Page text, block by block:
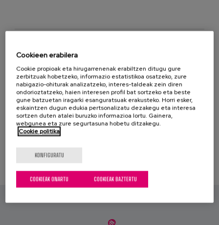
Egizu lan gurekin
Salaketa-kanala
JAITSI ARGITALPEN OSOA
Cookieen erabilera
Cookie propioak eta hirugarrenenak erabiltzen ditugu gure
zerbitzuak hobetzeko, informazio estatistikoa osatzeko, zure
nabigazio-ohiturak analizatzeko, interes-taldeak zein diren
ondorioztatzeko, haien interesen profil bat sortzeko eta beste
gune batzuetan iragarki esanguratsuak erakusteko. Horri esker,
eskaintzen dugun edukia pertsonalizatu dezakegu eta interesa
sortzen duten atalei buruzko informazioa lortu. Gainera,
webgunea eta zure segurtasuna hobetu ditzakegu.
Cookie politika
KONFIGURATU
COOKIEAK BAZTERTU
COOKIEAK ONARTU